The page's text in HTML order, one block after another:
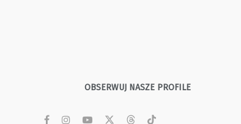
OBSERWUJ NASZE PROFILE